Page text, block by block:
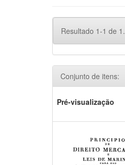
Resultado 1-1 de 1.
Conjunto de itens:
Pré-visualização